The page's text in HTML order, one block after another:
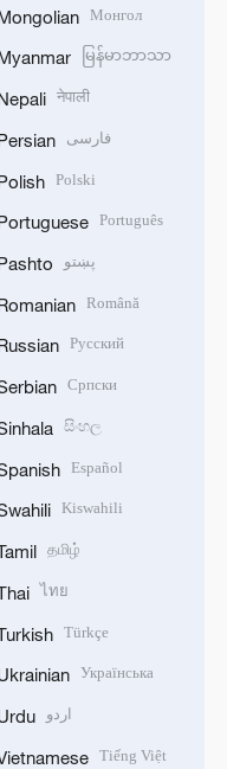
Монгол
မြန်မာဘာသာ
नेपाली
فارسی
Polski
Português
پښتو
Română
Русский
Српски
සිංහල
Español
Kiswahili
தமிழ்
ไทย
Türkçe
Українська
اردو
Tiếng Việt